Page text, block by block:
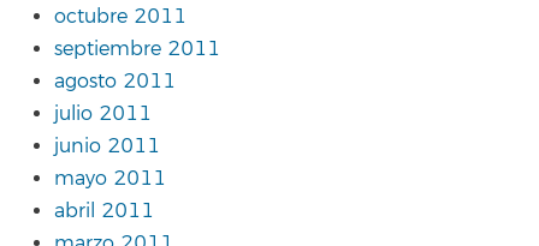
octubre 2011
septiembre 2011
agosto 2011
julio 2011
junio 2011
mayo 2011
abril 2011